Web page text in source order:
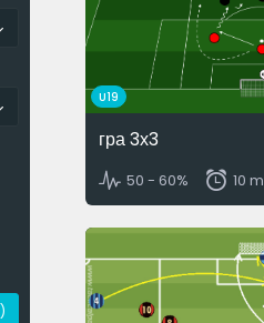
)
U19
гра 3х3
50 - 60% 10